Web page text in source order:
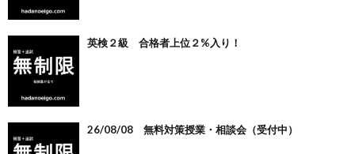
英検２級 合格者上位２%入り！
26/08/08 無料対策授業・相談会（受付中）